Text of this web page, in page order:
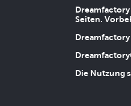
Seiten.
Die Nutzung